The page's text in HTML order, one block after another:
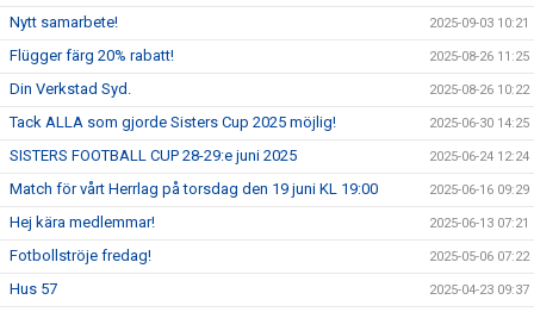
Nytt samarbete! 2025-09-03 10:21
Flügger färg 20% rabatt! 2025-08-26 11:25
Din Verkstad Syd. 2025-08-26 10:22
Tack ALLA som gjorde Sisters Cup 2025 möjlig! 2025-06-30 14:25
SISTERS FOOTBALL CUP 28-29:e juni 2025 2025-06-24 12:24
Match för vårt Herrlag på torsdag den 19 juni KL 19:00 2025-06-16 09:29
Hej kära medlemmar! 2025-06-13 07:21
Fotbollströje fredag! 2025-05-06 07:22
Hus 57 2025-04-23 09:37